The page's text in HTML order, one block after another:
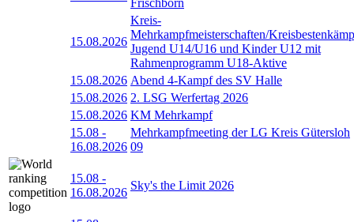
15.08.2026
Kreis-
Mehrkampfmeisterschaften/
Jugend U14/U16 und Kinder U12 mit
Rahmenprogramm U18-Aktive
15.08.2026 Abend 4-Kampf des SV Halle
15.08.2026 2. LSG Werfertag 2026
15.08.2026 KM Mehrkampf
15.08 -
16.08.2026
Mehrkampfmeeting der LG Kreis Gütersloh
09
15.08 -
16.08.2026
Sky's the Limit 2026